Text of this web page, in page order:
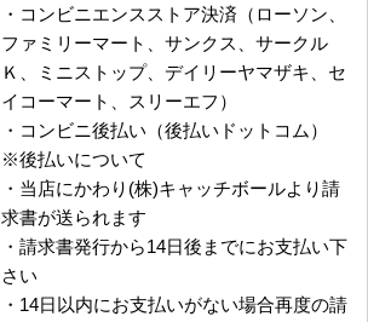
・コンビニエンスストア決済（ローソン、
ファミリーマート、サンクス、サークル
Ｋ、ミニストップ、デイリーヤマザキ、セ
イコーマート、スリーエフ）
・コンビニ後払い（後払いドットコム）
※後払いについて
・当店にかわり(株)キャッチボールより請
求書が送られます
・請求書発行から14日後までにお支払い下
さい
・14日以内にお支払いがない場合再度の請